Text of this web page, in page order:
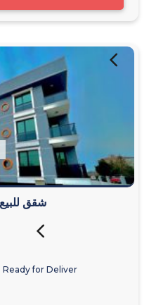
شقق
Ready for Deliver